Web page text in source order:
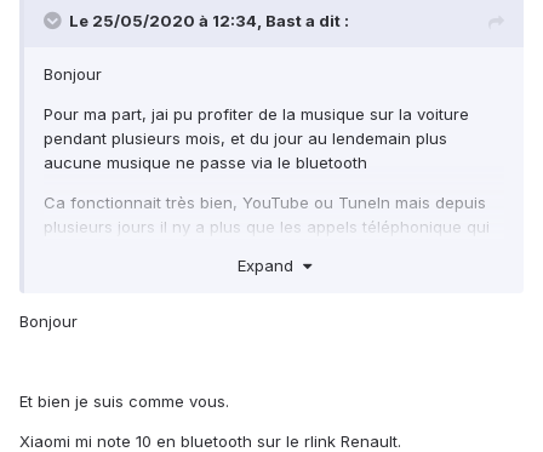
Le 25/05/2020 à 12:34, Basta dit :
Bonjour
Pour ma part, jai pu profiter de la musique sur la voiture
pendant plusieurs mois, et du jour au lendemain plus
aucune musique ne passe via le bluetooth
Ca fonctionnait très bien, YouTube ou TuneIn mais depuis
plusieurs jours il ny a plus que les appels téléphonique qui
De temps en temps jai 1seconde de musique et ça coupe.
Incompréhensible!
Expand
Bonjour
Et bien je suis comme vous.
Xiaomi mi note 10 en bluetooth sur le rlink Renault.